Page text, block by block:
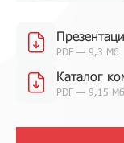
PDF — 9,3 Мб
Каталог
PDF — 9,15 Мб